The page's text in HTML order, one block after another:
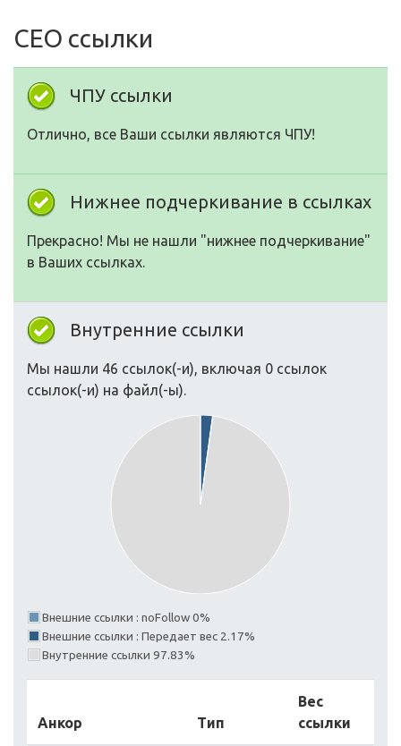
СЕО ссылки
ЧПУ ссылки
Отлично, все Ваши ссылки являются ЧПУ!
Нижнее подчеркивание в ссылках
Прекрасно! Мы не нашли "нижнее подчеркивание"
в Ваших ссылках.
Внутренние ссылки
Мы нашли 46 ссылок(-и), включая 0 ссылок
ссылок(-и) на файл(-ы).
Внешние ссылки : noFollow 0%
Внешние ссылки : Передает вес 2.17%
Внутренние ссылки 97.83%
Анкор Тип
Вес
ссылки